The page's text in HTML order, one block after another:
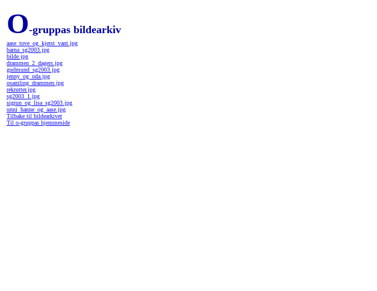
O-gruppas bildearkiv
aase_tove_og_kjerst_vant.jpg
barna_sg2003.jpg
bilde.jpg
drammen_2_dagers.jpg
gudmund_sg2003.jpg
jenny_og_oda.jpg
osamling_drammen.jpg
rekrutter.jpg
sg2003_1.jpg
sigrun_og_lisa_sg2003.jpg
unni_hanne_og_aase.jpg
Tilbake til bildearkivet
Til o-gruppas hjemmeside